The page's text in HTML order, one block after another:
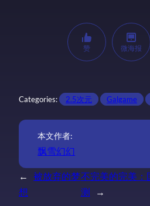
赞 微海报
Categories: 2.5次元 Galgame
本文作者:
飘雪幻幻
←
被放弃的梦
想
不完美的完美：
测
→